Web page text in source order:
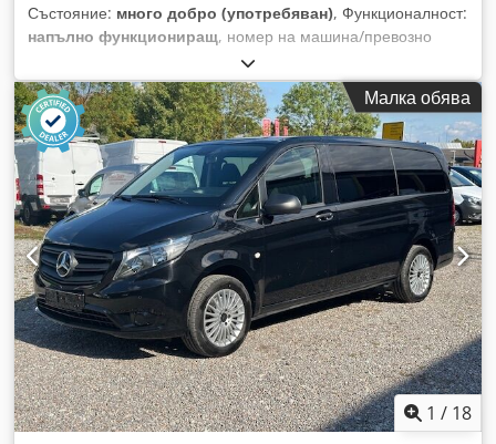
Състояние: много добро (употребяван), Функционалност:
напълно функциониращ, номер на машина/превозно
620 000 км
(380,00 к.с.), първа регистрация:08/2008, тип гориво:
дизел, тип на предаване:механичен, конфигурация на
осите:2 оси, следващ преглед (TÜV):09/2026, разход на
гориво (комбиниран):20 л/100 км, клас емисии:Евро 4,
спирачки:друго, окачване: хидравлика, размер на гумата:
295, Година на производство:2008, часове на работа:
2 000 h, Оборудване:ABS, въздушна възглавница,
електронна програма за стабилност (ESP)
, Автобусът е в
добро състояние. Използва се ежедневно за превоз на
ученици. Dkodjzrpd Hjpfx Ag Djr
Малка обява
1 / 18